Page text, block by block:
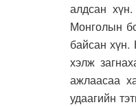
алдсан
Монголын
байсан
хэлж
ажлаасаа
удаагийн